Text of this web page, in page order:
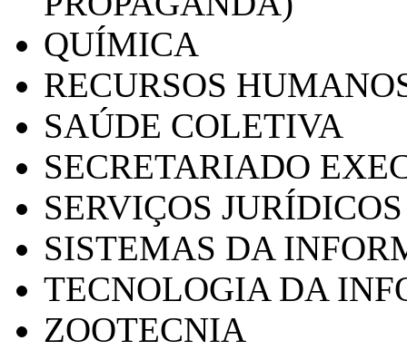
QUÍMICA
RECURSOS
SAÚDE COLETIVA
SECRETARIADO
SERVIÇOS
SISTEMAS DA
TECNOLOGIA DA
ZOOTECNIA